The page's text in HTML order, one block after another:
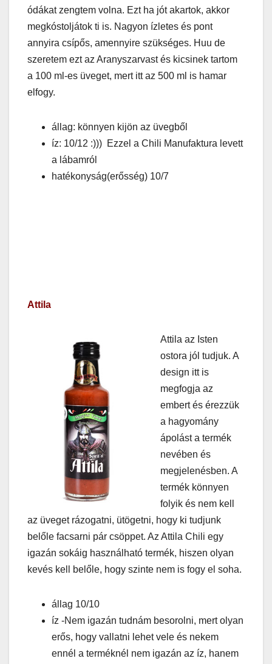
ódákat zengtem volna. Ezt ha jót akartok, akkor
megkóstoljátok ti is. Nagyon ízletes és pont
annyira csípős, amennyire szükséges. Huu de
szeretem ezt az Aranyszarvast és kicsinek tartom
a 100 ml-es üveget, mert itt az 500 ml is hamar
elfogy.
állag: könnyen kijön az üvegből
íz: 10/12 :))) Ezzel a Chili Manufaktura levett
a lábamról
hatékonyság(erősség) 10/7
Attila
Attila az Isten
ostora jól tudjuk. A
design itt is
megfogja az
embert és érezzük
a hagyomány
ápolást a termék
nevében és
megjelenésben. A
termék könnyen
folyik és nem kell
az üveget rázogatni, ütögetni, hogy ki tudjunk
belőle facsarni pár csöppet. Az Attila Chili egy
igazán sokáig használható termék, hiszen olyan
kevés kell belőle, hogy szinte nem is fogy el soha.
állag 10/10
íz -Nem igazán tudnám besorolni, mert olyan
erős, hogy vallatni lehet vele és nekem
ennél a terméknél nem igazán az íz, hanem